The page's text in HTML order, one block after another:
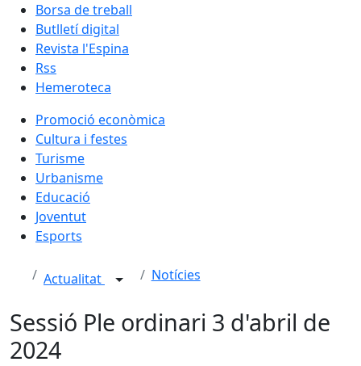
Borsa de treball
Butlletí digital
Revista l'Espina
Rss
Hemeroteca
Promoció econòmica
Cultura i festes
Turisme
Urbanisme
Educació
Joventut
Esports
Actualitat Notícies
Sessió Ple ordinari 3 d'abril de
2024